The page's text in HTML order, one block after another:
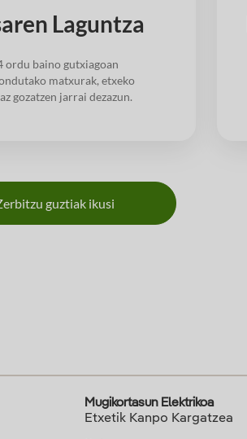
Laguntza
ordu baino gutxiagoan
matxurak, etxeko
gozatzen jarrai dezazun.
guztiak ikusi
Mugikortasun Elektrikoa
Etxetik Kanpo Kargatzea